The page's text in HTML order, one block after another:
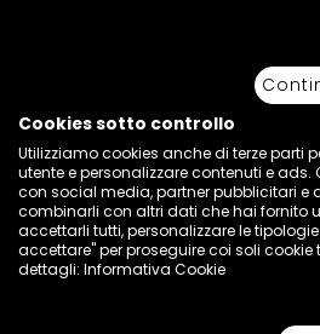
anche parziale.
Via Piave Km 68,600 • 04100 Latina, Italia |
77855
Cookies sotto controllo
Utilizziamo cookies anche di terze parti
utente e personalizzare contenuti e
con social media, partner pubblicitari e
combinarli con altri dati che hai fornito
accettarli tutti, personalizzare le
accettare" per proseguire coi soli cookie
dettagli: Informativa Cookie